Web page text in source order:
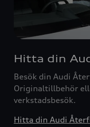
Hitta din
Besök din Audi
Originaltillbehör
verkstadsbesök.
Hitta din Audi